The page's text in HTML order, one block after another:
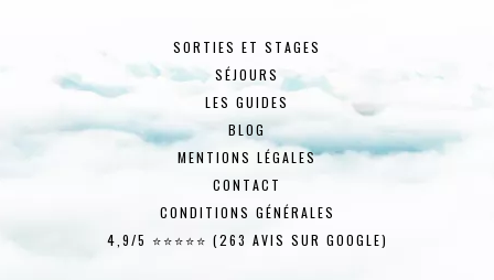
SORTIES ET STAGES
SÉJOURS
LES GUIDES
BLOG
MENTIONS LÉGALES
CONTACT
CONDITIONS GÉNÉRALES
4,9/5 ⭐⭐⭐⭐⭐ (263 AVIS SUR GOOGLE)